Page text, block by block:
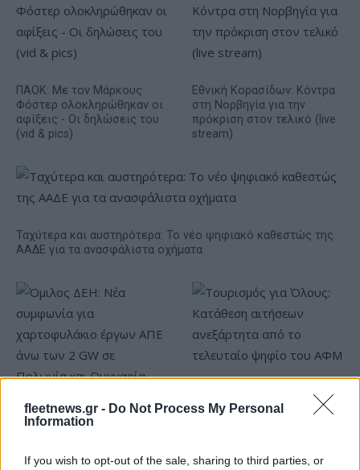
fleetnews.gr - Do Not Process My Personal
Information
If you wish to opt-out of the sale, sharing to third parties, or
ΠΑΟΚ: Με τον Μάρκους
Φόστερ ολοκληρώθηκαν οι
αφίξεις - Οι δηλώσεις του
(vid & pics)
Εθνική Κορασίδων: Κόντρα
στη Νορβηγία για την
πρόκριση στον τελικό (live
stream)
Ταχύτερα και αυστηρότερα: Το νέο ψηφιακό καθεστώς της
ΑΑΔΕ για τα ανασφάλιστα οχήματα
Όμιλος ΔΕΗ: Νέα συμφωνία
για χαρτοφυλάκιο έργων
Πολωνία και Ουγγαρία
Kατάθεση αιτήσεων